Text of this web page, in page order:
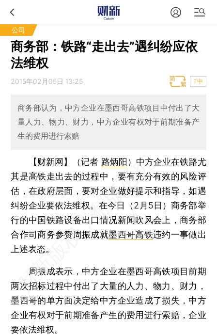
公司
商务部：铁路“走出去”遇纠纷应依
法维权
2015年02月05日 13:25 T中
商务部认为，中方企业在墨西哥高铁项目中付出了大
量人力、物力、财力，中方企业有权对于前期准备产
生的费用进行索赔
【财新网】（记者 路炳阳 ） 中方企业在铁路尤
其是高铁走出去的过程中，要有充分有效的风险评
估，在政府层面，要对企业做好提示和指导，如遇
纠纷企业要依法维权。在今日（2月5日）商务部举
行的中国铁路设备出口情况新闻吹风会上，商务部
合作司商务参赞周振成就墨西哥高铁违约一事做出
上述表态。
周振成表示，中方企业在墨西哥高铁项目前期
两次招标过程中付出了大量的人力、物力、财力，
墨西哥的单方面决定给中方企业造成了损失，中方
企业有权对于前期准备产生的费用进行索赔，企业
要依法维权。